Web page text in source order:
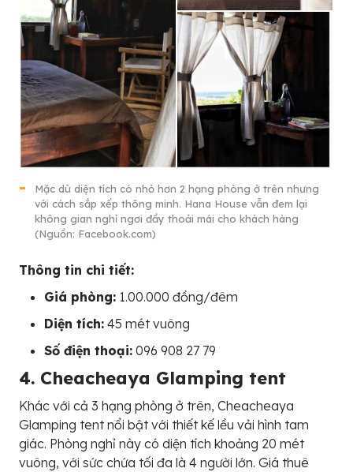
Mặc dù diện tích có nhỏ hơn 2 hạng phòng ở trên nhưng
với cách sắp xếp thông minh. Hana House vẫn đem lại
không gian nghỉ ngơi đầy thoải mái cho khách hàng
(Nguồn: Facebook.com)
Thông tin chi tiết:
Giá phòng: 1.00.000 đồng/đêm
Diện tích: 45 mét vuông
Số điện thoại: 096 908 27 79
4. Cheacheaya Glamping tent
Khác với cả 3 hạng phòng ở trên, Cheacheaya
Glamping tent nổi bật với thiết kế lều vải hình tam
giác. Phòng nghỉ này có diện tích khoảng 20 mét
vuông, với sức chứa tối đa là 4 người lớn. Giá thuê